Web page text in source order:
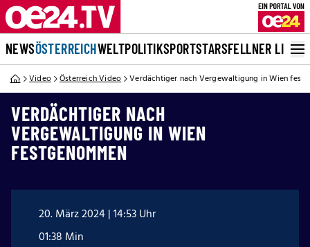
NEWSÖSTERREICHWELTPOLITIKSPORTSTARSFELLNER LIVE
Video Österreich Video Verdächtiger nach Vergewaltigung in Wien
VERDÄCHTIGER NACH
VERGEWALTIGUNG IN WIEN
FESTGENOMMEN
20. März 2024 | 14:53 Uhr
01:38 Min